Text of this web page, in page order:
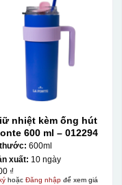
chờ khô để cắt dán
dán decal lên gốm
ra, sau đó thấp
decal dính tạm lên
bằng mắt thường
nhiệt kèm ống hút
Fonte 600 ml – 012294
600ml
xuất: 10 ngày
₫
hoặc Đăng nhậpđể xem giá